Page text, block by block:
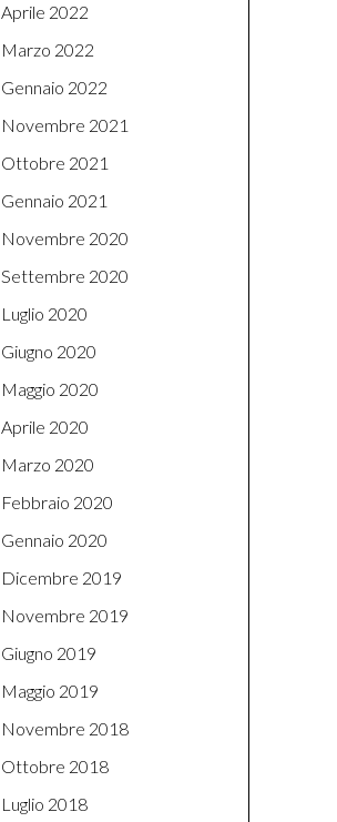
Aprile 2022
Marzo 2022
Gennaio 2022
Novembre 2021
Ottobre 2021
Gennaio 2021
Novembre 2020
Settembre 2020
Luglio 2020
Giugno 2020
Maggio 2020
Aprile 2020
Marzo 2020
Febbraio 2020
Gennaio 2020
Dicembre 2019
Novembre 2019
Giugno 2019
Maggio 2019
Novembre 2018
Ottobre 2018
Luglio 2018